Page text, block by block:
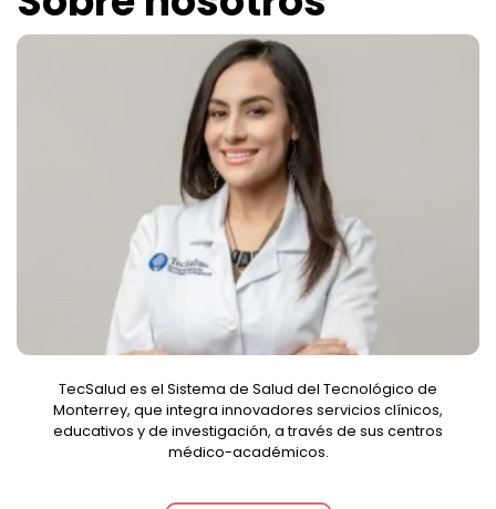
TecSalud es el Sistema de Salud del Tecnológico de
Monterrey, que integra innovadores servicios clínicos,
educativos y de investigación, a través de sus centros
médico-académicos.